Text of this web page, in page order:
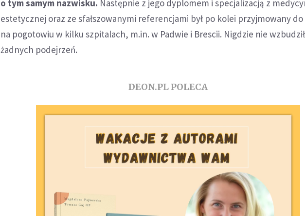
o tym samym nazwisku. Następnie z jego dyplomem i specjalizacją z
estetycznej oraz ze sfałszowanymi referencjami był po kolei przyjmowany
na pogotowiu w kilku szpitalach, m.in. w Padwie i Brescii. Nigdzie nie wzbudził
żadnych podejrzeń.
DEON.PL POLECA